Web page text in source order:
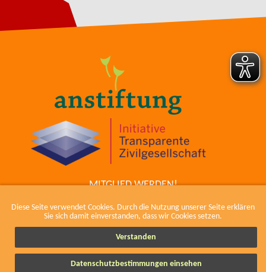
Diese Seite verwendet Cookies. Durch die Nutzung unserer Seite erklären
Sie sich damit einverstanden, dass wir Cookies setzen.
Verstanden
Datenschutzbestimmungen einsehen
MITGLIED WERDEN!
KONTAKT
IMPRESSUM, KODEX UND DATENSCHUTZ